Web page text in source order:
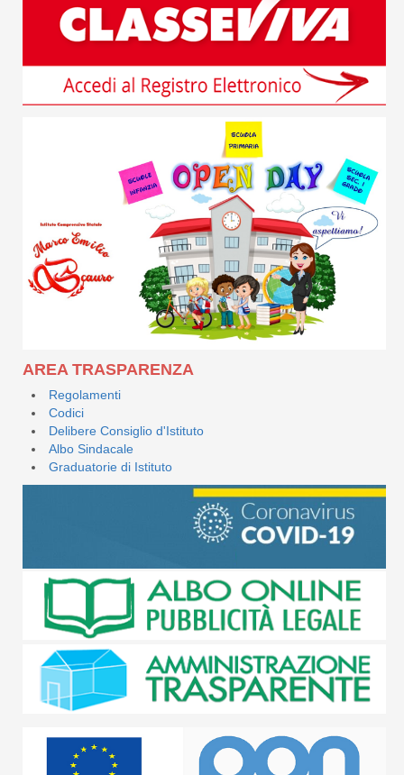
AREA TRASPARENZA
Regolamenti
Codici
Delibere Consiglio d'Istituto
Albo Sindacale
Graduatorie di Istituto